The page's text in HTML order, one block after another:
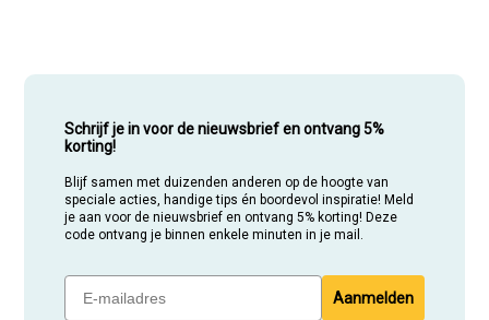
Schrijf je in voor de nieuwsbrief en ontvang 5%
korting!
Blijf samen met duizenden anderen op de hoogte van
speciale acties, handige tips én boordevol inspiratie! Meld
je aan voor de nieuwsbrief en ontvang 5% korting! Deze
code ontvang je binnen enkele minuten in je mail.
Aanmelden